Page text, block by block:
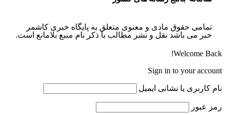
تمامی حقوق مادی و معنوی متعلق به پایگاه خبری کاشمر
خبر می باشد نقل و نشر مطالب با ذکر نام منبع بلامانع است.
Welcome Back!
Sign in to your account
نام کاربری یا نشانی ایمیل
رمز عبور